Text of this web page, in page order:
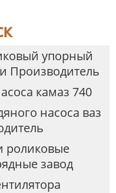
упорный
Производитель
камаз 740
насоса ваз
роликовые
завод